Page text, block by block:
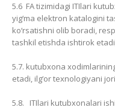
5.6 FA tizimidagi ITIlari
yig‘ma elektron katalogini
ko‘rsatishni olib boradi,
tashkil etishda ishtirok
5.7. kutubxona
etadi, ilg‘or texnologiyani
5.8. ITIlari kutubxonalari